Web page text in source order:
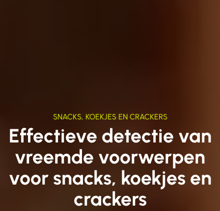
SNACKS, KOEKJES EN CRACKERS
Effectieve detectie van
vreemde voorwerpen
voor snacks, koekjes en
crackers